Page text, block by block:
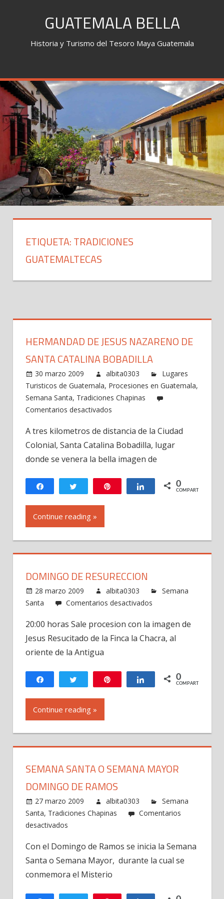
GUATEMALA BELLA
Historia y Turismo del Tesoro Maya Guatemala
ETIQUETA: TRADICIONES
GUATEMALTECAS
HERMANDAD DE JESUS NAZARENO DE
SANTA CATALINA BOBADILLA
30 marzo 2009 albita0303
Lugares
Turisticos de Guatemala, Procesiones en Guatemala,
Semana Santa, Tradiciones Chapinas
Comentarios desactivados
de
Jesus
Nazareno
Santa
Catalina
A tres kilometros de distancia de la Ciudad
Colonial, Santa Catalina Bobadilla, lugar
donde se venera la bella imagen de
Compartir Twittear Compartir
0
COMPARTIR
Continue reading »
DOMINGO DE RESURECCION
28 marzo 2009 albita0303
Semana
Santa
Comentarios desactivados
de
Resureccion
20:00 horas Sale procesion con la imagen de
Jesus Resucitado de la Finca la Chacra, al
oriente de la Antigua
Compartir Twittear Compartir
0
COMPARTIR
Continue reading »
SEMANA SANTA O SEMANA MAYOR
DOMINGO DE RAMOS
27 marzo 2009 albita0303
Semana
Santa, Tradiciones Chapinas
Comentarios
desactivados
Santa
o
Semana
Domingo
Con el Domingo de Ramos se inicia la Semana
Santa o Semana Mayor, durante la cual se
conmemora el Misterio